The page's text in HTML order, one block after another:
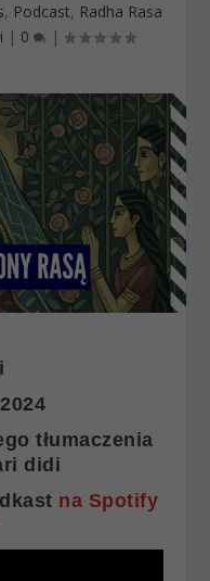
, Podcast, Radha Rasa
| 0 |
tłumaczenia
didi
na Spotify